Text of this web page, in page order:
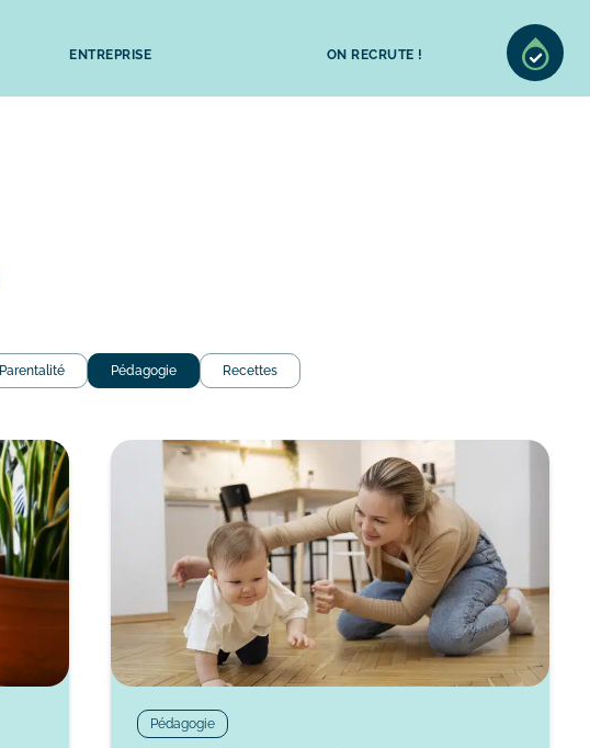
ENTREPRISE ON RECRUTE !
Parentalité Pédagogie Recettes
Pédagogie